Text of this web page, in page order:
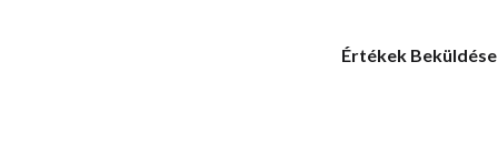
Értékek Beküldése